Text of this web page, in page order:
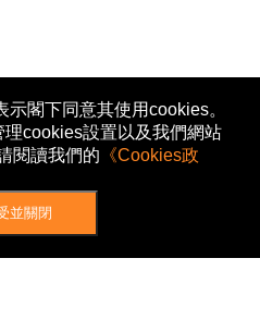
閣下同意其使用cookies。
cookies設置以及我們網站
閱讀我們的 《Cookies政
並關閉